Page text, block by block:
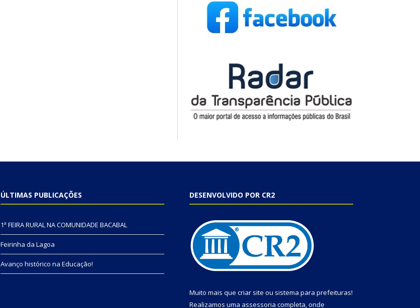
ÚLTIMAS PUBLICAÇÕES
1ª FEIRA RURAL NA COMUNIDADE BACABAL
Feirinha da Lagoa
Avanço histórico na Educação!
DESENVOLVIDO POR CR2
Muito mais que criar site ou sistema para prefeituras!
Realizamos uma assessoria completa, onde